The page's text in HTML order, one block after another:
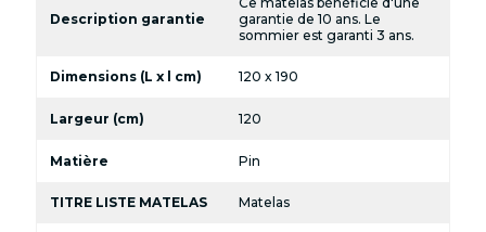
Description garantie
garantie de 10 ans. Le
sommier est garanti 3 ans.
Dimensions (L x l cm) 120 x 190
Largeur (cm) 120
Matière Pin
TITRE LISTE MATELAS Matelas